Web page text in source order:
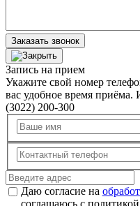
Заказать звонок
Запись на прием
Укажите свой номер
вас удобное время
(3022) 200-300
Даю согласие на